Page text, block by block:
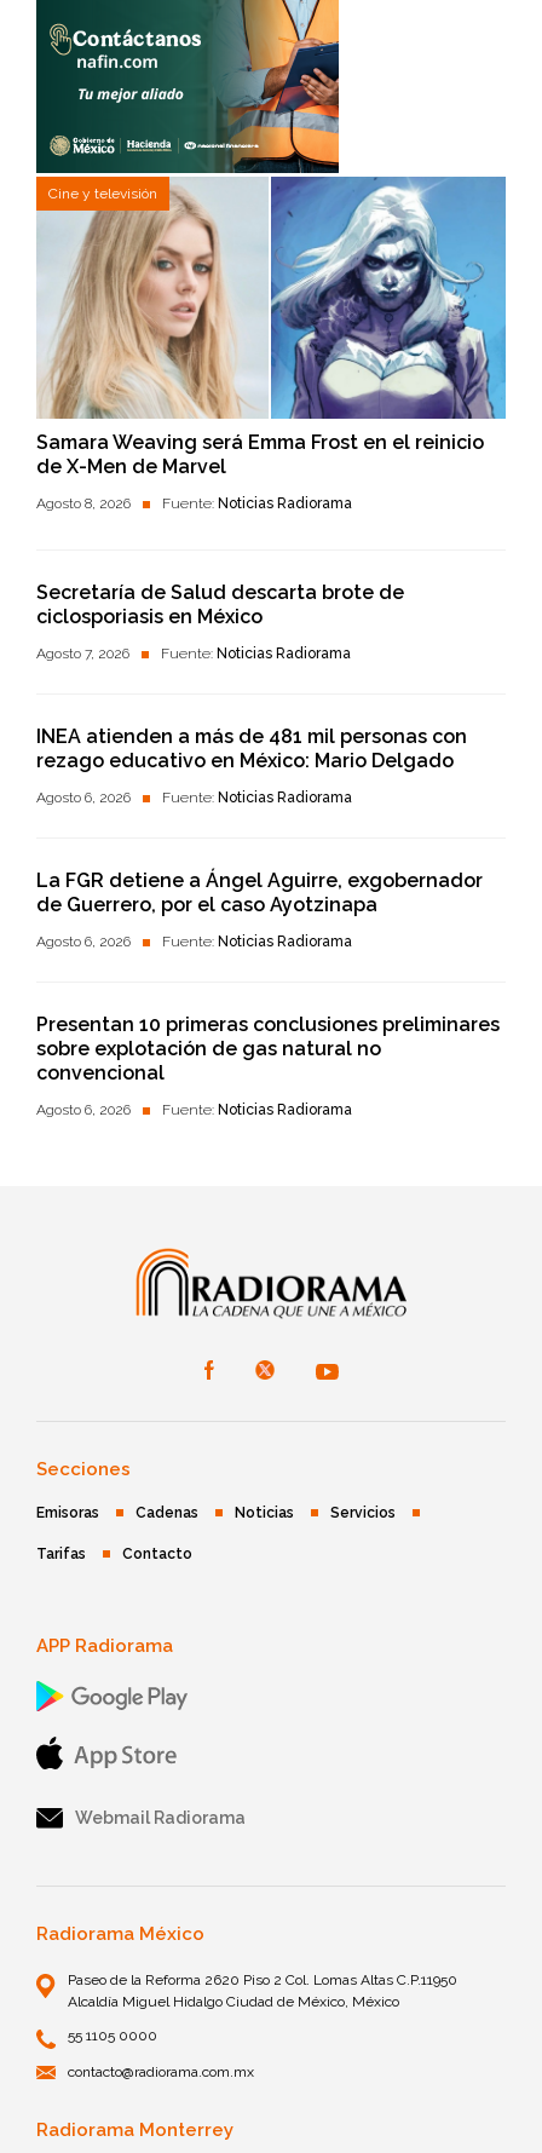
Cine y televisión
Samara Weaving será Emma Frost en el reinicio
de X-Men de Marvel
Agosto 8, 2026 Fuente: Noticias Radiorama
Secretaría de Salud descarta brote de
ciclosporiasis en México
Agosto 7, 2026 Fuente: Noticias Radiorama
INEA atienden a más de 481 mil personas con
rezago educativo en México: Mario Delgado
Agosto 6, 2026 Fuente: Noticias Radiorama
La FGR detiene a Ángel Aguirre, exgobernador
de Guerrero, por el caso Ayotzinapa
Agosto 6, 2026 Fuente: Noticias Radiorama
Presentan 10 primeras conclusiones preliminares
sobre explotación de gas natural no
convencional
Agosto 6, 2026 Fuente: Noticias Radiorama
Secciones
Emisoras Cadenas Noticias Servicios
Tarifas Contacto
APP Radiorama
Webmail Radiorama
Radiorama México
Paseo de la Reforma 2620 Piso 2 Col. Lomas Altas C.P.11950
Alcaldía Miguel Hidalgo Ciudad de México, México
55 1105 0000
contacto@radiorama.com.mx
Radiorama Monterrey